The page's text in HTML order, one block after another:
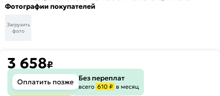
Фотографии покупателей
Загрузить
фото
3 658₽
Оплатить позже Без переплат
всего 610 ₽ в месяц